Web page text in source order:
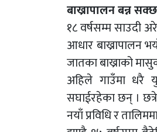
बाख्रापालन बन्न
१८ वर्षसम्म साउदी
आधार बाख्रापालन
जातका बाख्राको
अहिले गाउँमा धरै
सघाईरहेका छन् ।
नयाँ प्रविधि र